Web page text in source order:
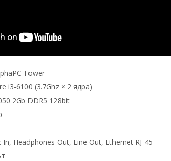
Tower
i3-6100 (3.7Ghz × 2 ядра)
2Gb DDR5 128bit
Headphones Out, Line Out, Ethernet RJ-45